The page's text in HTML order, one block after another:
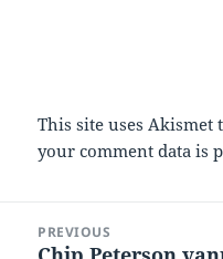
This site uses Akismet
your comment data is
navigation
PREVIOUS
Previous